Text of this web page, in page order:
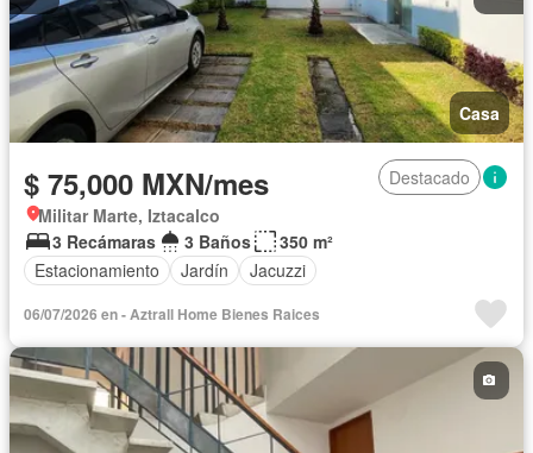
Casa
$ 75,000 MXN/mes
Destacado
Militar Marte, Iztacalco
3 Recámaras
3 Baños
350 m²
Estacionamiento
Jardín Jacuzzi
06/07/2026 en - Aztrall Home Bienes Raices